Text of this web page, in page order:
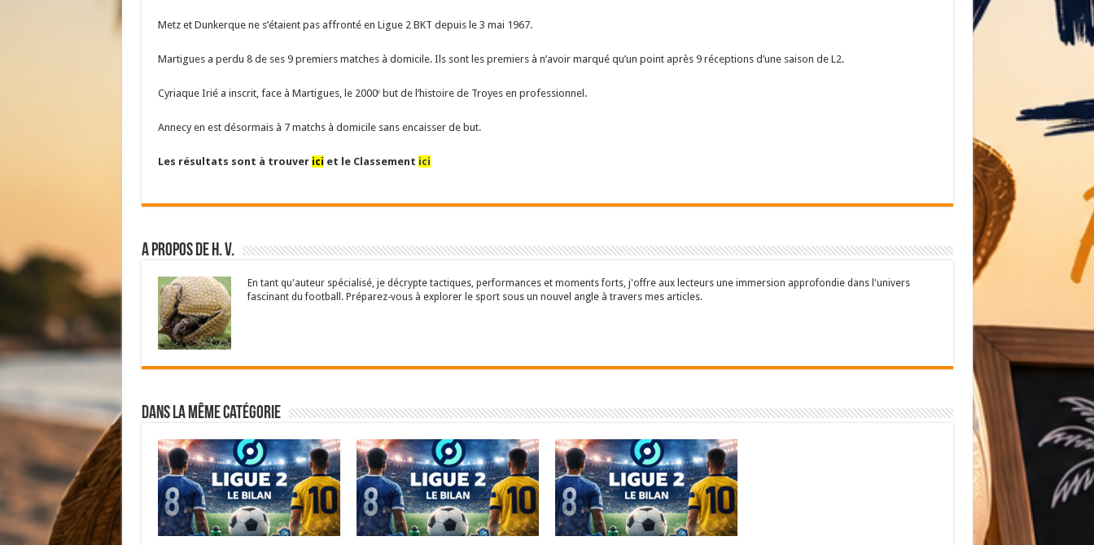
Metz et Dunkerque ne s’étaient pas affronté en Ligue 2 BKT depuis le 3 mai 1967.
Martigues a perdu 8 de ses 9 premiers matches à domicile. Ils sont les premiers à n’avoir marqué qu’un point après 9 réceptions d’une saison de L2.
Cyriaque Irié a inscrit, face à Martigues, le 2000ᵉ but de l’histoire de Troyes en professionnel.
Annecy en est désormais à 7 matchs à domicile sans encaisser de but.
Les résultats sont à trouver ici et le Classement ici
A propos de H. V.
En tant qu'auteur spécialisé, je décrypte tactiques, performances et moments forts, j'offre aux lecteurs une immersion approfondie dans l'univers
fascinant du football. Préparez-vous à explorer le sport sous un nouvel angle à travers mes articles.
Dans la même catégorie